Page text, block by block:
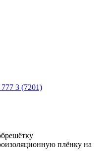
3 (7201)
плёнку на